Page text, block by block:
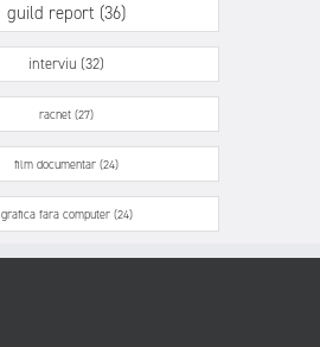
guild report (36)
interviu (32)
racnet (27)
film documentar (24)
grafica fara computer (24)